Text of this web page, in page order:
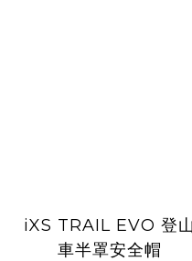
iXS TRAIL EVO 登山
車半罩安全帽